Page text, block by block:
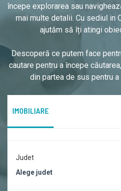
începe explorarea sau
mai multe detalii. Cu sediul in
ajutăm să îți atingi
Descoperă ce putem face
cautare pentru a începe
din partea de sus pentru
IMOBILIARE
Judet
Alege judet